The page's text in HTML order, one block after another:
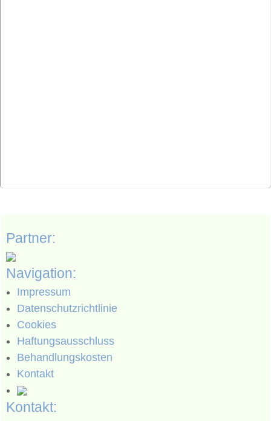
Partner:
Navigation:
Impressum
Datenschutzrichtlinie
Cookies
Haftungsausschluss
Behandlungskosten
Kontakt
Kontakt: